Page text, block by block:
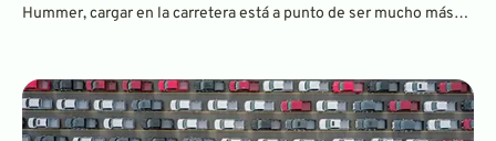
Hummer, cargar en la carretera está a punto de ser mucho más
eléctricos.